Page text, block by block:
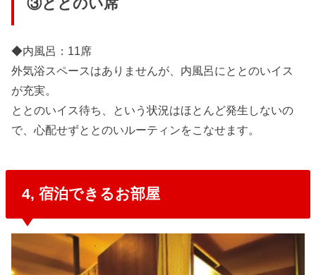
③ととのい席
◆内風呂：11席
外気浴スペースはありませんが、内風呂にととのいイス
が充実。
ととのいイス待ち、という状況はほとんど発生しないの
で、心配せずととのいルーティンをこなせます。
4, 宿泊できるお部屋